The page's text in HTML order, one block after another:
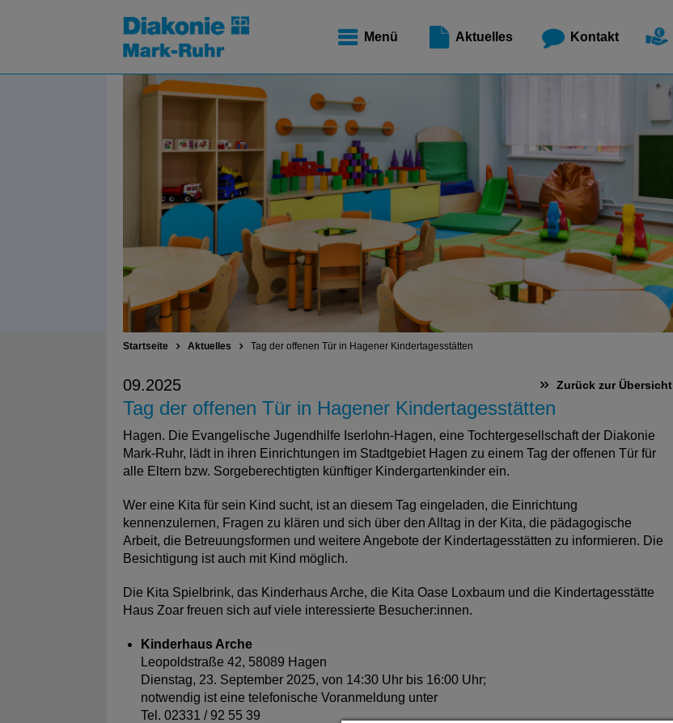
Menü Aktuelles Kontakt
Startseite Aktuelles Tag der offenen Tür in Hagener Kindertagesstätten
Zurück zur Übersicht
09.2025
Tag der offenen Tür in Hagener Kindertagesstätten
Hagen. Die Evangelische Jugendhilfe Iserlohn-Hagen, eine Tochtergesellschaft der Diakonie
Mark-Ruhr, lädt in ihren Einrichtungen im Stadtgebiet Hagen zu einem Tag der offenen Tür für
alle Eltern bzw. Sorgeberechtigten künftiger Kindergartenkinder ein.
Wer eine Kita für sein Kind sucht, ist an diesem Tag eingeladen, die Einrichtung
kennenzulernen, Fragen zu klären und sich über den Alltag in der Kita, die pädagogische
Arbeit, die Betreuungsformen und weitere Angebote der Kindertagesstätten zu informieren. Die
Besichtigung ist auch mit Kind möglich.
Die Kita Spielbrink, das Kinderhaus Arche, die Kita Oase Loxbaum und die Kindertagesstätte
Haus Zoar freuen sich auf viele interessierte Besucher:innen.
Kinderhaus Arche
Leopoldstraße 42, 58089 Hagen
Dienstag, 23. September 2025, von 14:30 Uhr bis 16:00 Uhr;
notwendig ist eine telefonische Voranmeldung unter
Tel. 02331 / 92 55 39